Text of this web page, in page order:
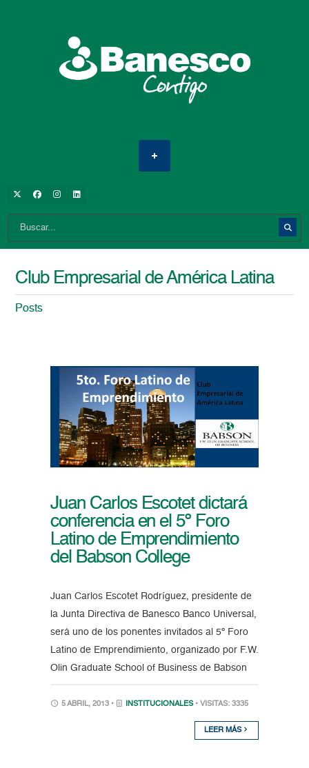
Club Empresarial de América Latina
Posts
Juan Carlos Escotet dictará
conferencia en el 5º Foro
Latino de Emprendimiento
del Babson College
Juan Carlos Escotet Rodríguez, presidente de
la Junta Directiva de Banesco Banco Universal,
será uno de los ponentes invitados al 5º Foro
Latino de Emprendimiento, organizado por F.W.
Olin Graduate School of Business de Babson
5 ABRIL, 2013 • INSTITUCIONALES • VISITAS: 3335
LEER MÁS